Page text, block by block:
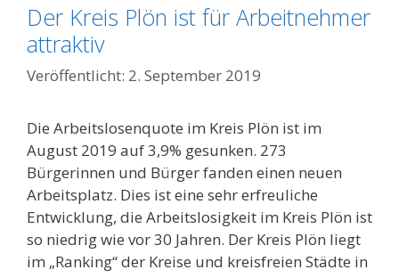
Der Kreis Plön ist für Arbeitnehmer
attraktiv
2. September 2019
Die Arbeitslosenquote im Kreis Plön ist im
August 2019 auf 3,9% gesunken. 273
Bürgerinnen und Bürger fanden einen neuen
Arbeitsplatz. Dies ist eine sehr erfreuliche
Entwicklung, die Arbeitslosigkeit im Kreis Plön ist
so niedrig wie vor 30 Jahren. Der Kreis Plön liegt
im „Ranking“ der Kreise und kreisfreien Städte in